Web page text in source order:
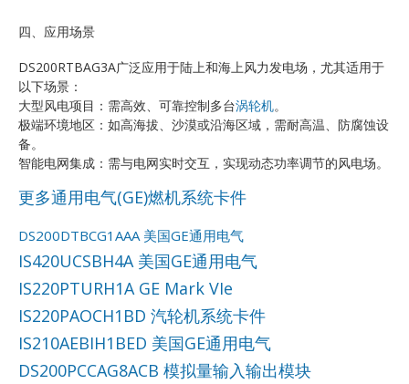
四、应用场景
DS200RTBAG3A广泛应用于陆上和海上风力发电场，尤其适用于
以下场景：
大型风电项目：需高效、可靠控制多台涡轮机。
极端环境地区：如高海拔、沙漠或沿海区域，需耐高温、防腐蚀设
备。
智能电网集成：需与电网实时交互，实现动态功率调节的风电场。
更多通用电气(GE)燃机系统卡件
DS200DTBCG1AAA 美国GE通用电气
IS420UCSBH4A 美国GE通用电气
IS220PTURH1A GE Mark VIe
IS220PAOCH1BD 汽轮机系统卡件
IS210AEBIH1BED 美国GE通用电气
DS200PCCAG8ACB 模拟量输入输出模块